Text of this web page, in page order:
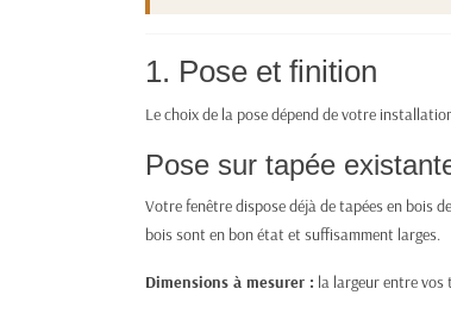
7. Type d'ajourage
8. Épaisseur de tôle
9. Projection
Limites de la projection :
10. Après votre commande
Fer, bois ou PVC : comment choisir ?
Documents utiles
1. Pose et finition
Le choix de la pose dépend de votre
Pose sur tapée
Votre fenêtre dispose déjà de tapées en bois
bois sont en bon état et suffisamment larges.
Dimensions à mesurer : la largeur entre vos